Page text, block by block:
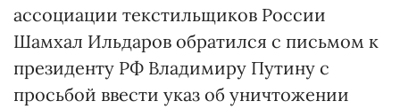
ассоциации текстильщиков России
Шамхал Ильдаров обратился с письмом к
президенту РФ Владимиру Путину с
просьбой ввести указ об уничтожении